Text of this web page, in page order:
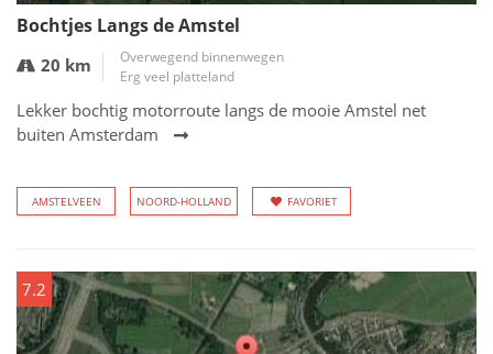
Bochtjes Langs de Amstel
20 km
Overwegend binnenwegen
Erg veel platteland
Lekker bochtig motorroute langs de mooie Amstel net
buiten Amsterdam
AMSTELVEEN NOORD-HOLLAND FAVORIET
7.2